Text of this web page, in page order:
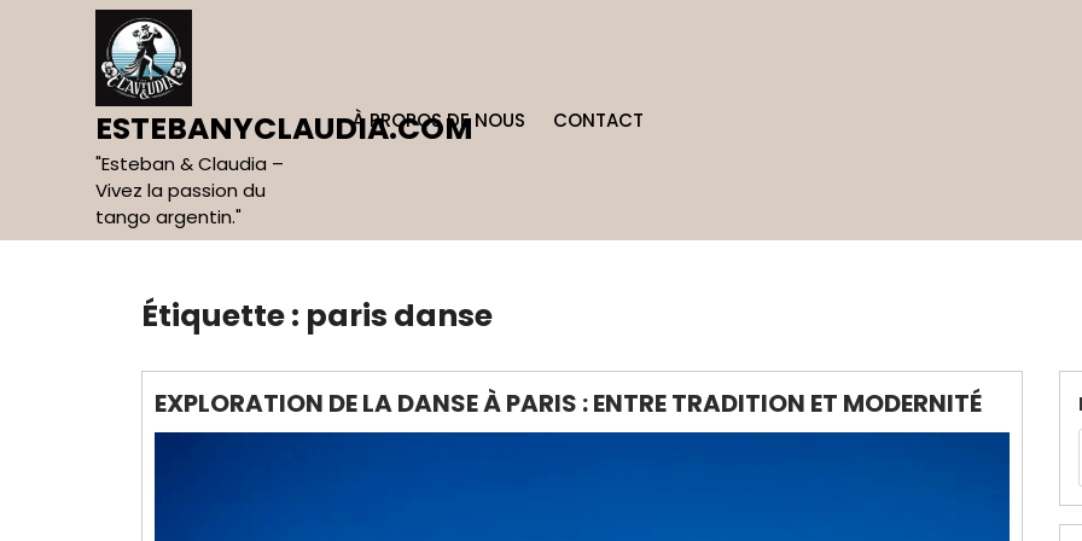
ESTEBANYCLAUDIA.COM
"Esteban & Claudia –
Vivez la passion du
tango argentin."
À PROPOS DE NOUS CONTACT
Étiquette : paris danse
EXPLORATION DE LA DANSE À PARIS : ENTRE TRADITION ET MODERNITÉ